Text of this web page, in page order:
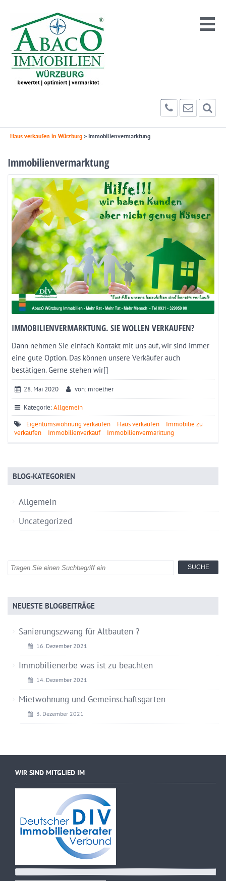
Haus verkaufen in Würzburg > Immobilienvermarktung
Immobilienvermarktung
IMMOBILIENVERMARKTUNG. SIE WOLLEN VERKAUFEN?
Dann nehmen Sie einfach Kontakt mit uns auf, wir sind immer
eine gute Option. Das können unsere Verkäufer auch
bestätigen. Gerne stehen wir[]
28. Mai 2020 von: mroether
Kategorie:Allgemein
Eigentumswohnung verkaufen
Haus verkaufen
Immobilie zu
verkaufen
Immobilienverkauf Immobilienvermarktung
BLOG-KATEGORIEN
Allgemein
Uncategorized
NEUESTE BLOGBEITRÄGE
Sanierungszwang für Altbauten ?
16. Dezember 2021
Immobilienerbe was ist zu beachten
14. Dezember 2021
Mietwohnung und Gemeinschaftsgarten
3. Dezember 2021
WIR SIND MITGLIED IM